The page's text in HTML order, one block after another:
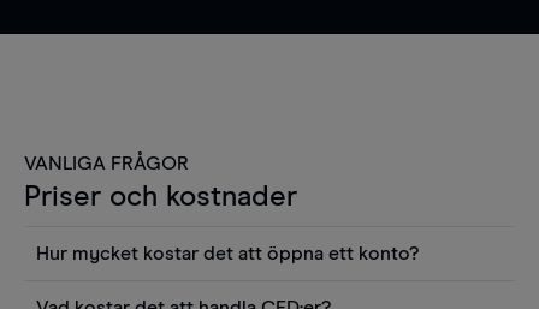
VANLIGA FRÅGOR
Priser och kostnader
Hur mycket kostar det att öppna ett konto?